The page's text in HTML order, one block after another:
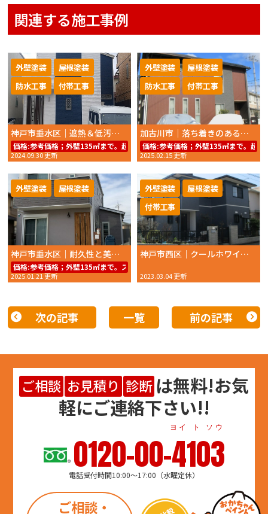
関連する施工事例
神戸市垂水区｜遮熱＆低汚染塗料で美しさ長持ち！外壁・屋根塗装
価格:参考価格；外壁135㎡まで。超低汚染リファイン1000Si-IR74.8万円～（
2024.09.30 更新
外壁塗装
屋根塗装
防水工事
付帯工事
加古川市｜落ち着きのあるブラウン外壁へ！高耐久塗料で美しさを長持ち
価格:参考価格；外壁135㎡まで。超
2025.02.15 更新
外壁塗装
屋根塗装
防水工事
付帯工事
神戸市垂水区｜耐久性と美観を両立！明石市の外壁・屋根リフォーム
価格:参考価格；外壁135㎡まで。スーパーラジカルシリコンＧＨ49.8万円～
2025.01.21 更新
外壁塗装 屋根塗装
神戸市西区｜クールホワイトのアクセントで際立つ直線美。超低汚染塗料で長持ちする外観へ
2023.03.04 更新
外壁塗装
屋根塗装
付帯工事
次の記事 一覧 前の記事
ご相談 お見積り 診断 は無料!お気
軽にご連絡下さい!!
0120-00-4103
ヨイ ト ソウ
電話受付時間10:00～17:00（水曜定休）
ご相談・